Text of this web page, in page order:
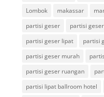
Lombok
makassar
partisi geser
partisi
partisi geser lipat
partisi
partisi geser murah
partisi geser ruangan
partisi lipat ballroom hotel